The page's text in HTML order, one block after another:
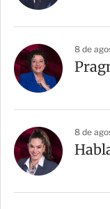
8 de
8 de